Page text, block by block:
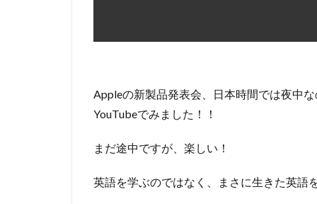
Appleの新製品発表会、日本時間では夜中
YouTubeでみました！！
まだ途中ですが、楽しい！
英語を学ぶのではなく、まさに生きた英語